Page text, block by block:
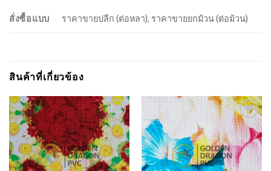
สั่งซื้อแบบ ราคาขายปลีก (ต่อหลา), ราคาขายยกม้วน (ต่อม้วน)
สินค้าที่เกี่ยวข้อง
Add to
Wishlist
Add to
Wishlist